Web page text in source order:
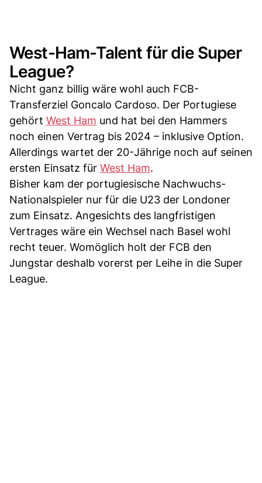
West-Ham-Talent für die Super
League?
Nicht ganz billig wäre wohl auch FCB-
Transferziel Goncalo Cardoso. Der Portugiese
gehört West Ham und hat bei den Hammers
noch einen Vertrag bis 2024 – inklusive Option.
Allerdings wartet der 20-Jährige noch auf seinen
ersten Einsatz für West Ham.
Bisher kam der portugiesische Nachwuchs-
Nationalspieler nur für die U23 der Londoner
zum Einsatz. Angesichts des langfristigen
Vertrages wäre ein Wechsel nach Basel wohl
recht teuer. Womöglich holt der FCB den
Jungstar deshalb vorerst per Leihe in die Super
League.